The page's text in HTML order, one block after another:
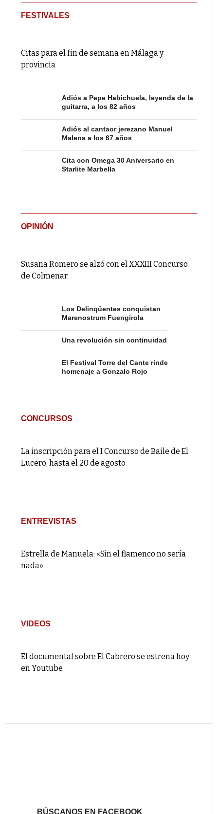
FESTIVALES
Citas para el fin de semana en Málaga y
provincia
Adiós a Pepe Habichuela, leyenda de la
guitarra, a los 82 años
Adiós al cantaor jerezano Manuel
Malena a los 67 años
Cita con Omega 30 Aniversario en
Starlite Marbella
OPINIÓN
Susana Romero se alzó con el XXXIII Concurso
de Colmenar
Los Delinqüentes conquistan
Marenostrum Fuengirola
Una revolución sin continuidad
El Festival Torre del Cante rinde
homenaje a Gonzalo Rojo
CONCURSOS
La inscripción para el I Concurso de Baile de El
Lucero, hasta el 20 de agosto
ENTREVISTAS
Estrella de Manuela: «Sin el flamenco no sería
nada»
VIDEOS
El documental sobre El Cabrero se estrena hoy
en Youtube
BÚSCANOS EN FACEBOOK